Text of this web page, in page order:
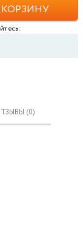
КОРЗИНУ
(0)